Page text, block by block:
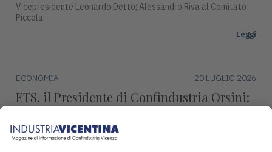
Vicepresidente Leonardo Detto; Alessandro Riva al Comitato
Piccola.
Leggi
ECONOMIA 20 LUGLIO 2026
ETS, il Presidente di Confindustria Orsini:
europea"